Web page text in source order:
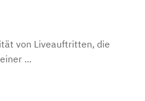
von Liveauftritten, die
...